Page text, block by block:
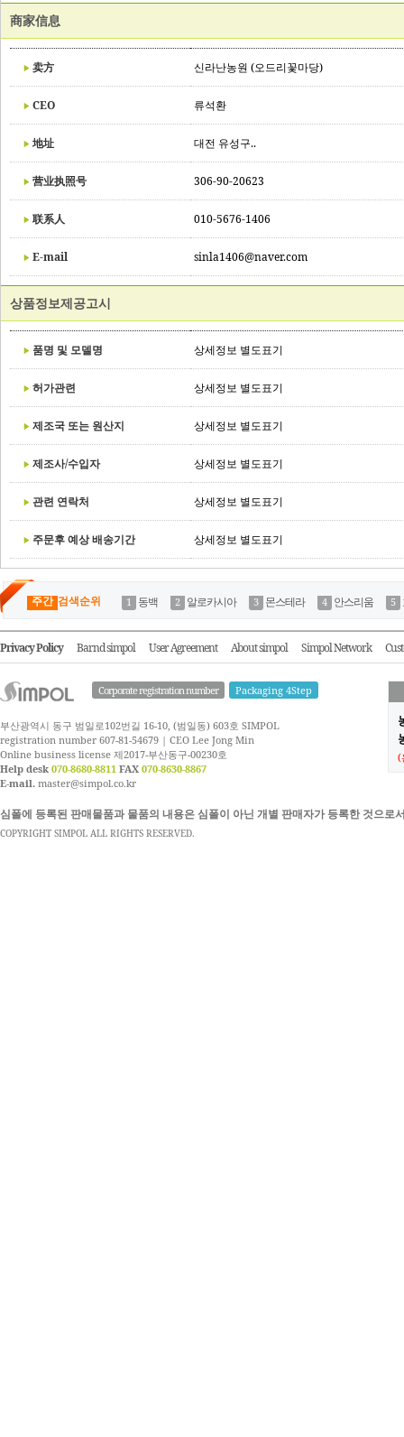
商家信息
卖方 신라난농원 (오드리꽃마당)
CEO 류석환
地址 대전 유성구..
营业执照号 306-90-20623
联系人 010-5676-1406
E-mail sinla1406@naver.com
상품정보제공고시
품명 및 모델명 상세정보 별도표기
허가관련 상세정보 별도표기
제조국 또는 원산지 상세정보 별도표기
제조사/수입자 상세정보 별도표기
관련 연락처 상세정보 별도표기
주문후 예상 배송기간 상세정보 별도표기
주간 검색순위 동백 알로카시아 몬스테라 안스리움
Privacy Policy Barnd simpol User Agreement About simpol Simpol Network
Corporate registration number Packaging 4Step
부산광역시 동구 범일로102번길 16-10, (범일동) 603호 SIMPOL
registration number 607-81-54679 | CEO Lee Jong Min
Online business license 제2017-부산동구-00230호
Help desk 070-8680-8811 FAX 070-8630-8867
E-mail. master@simpol.co.kr
(
심폴에 등록된 판매물품과 물품의 내용은 심폴이 아닌 개별 판매자가 등록한 것으
COPYRIGHT SIMPOL ALL RIGHTS RESERVED.